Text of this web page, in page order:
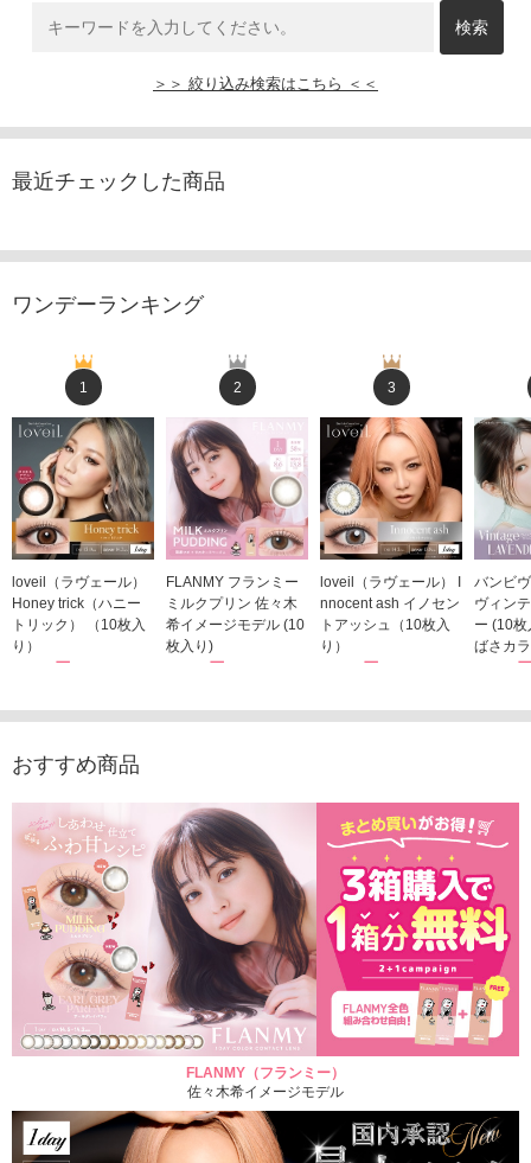
＞＞ 絞り込み検索はこちら ＜＜
最近チェックした商品
ワンデーランキング
1
loveil（ラヴェール）
Honey trick（ハニー
トリック） （10枚入
り）
1,760円
2
FLANMY フランミー
ミルクプリン 佐々木
希イメージモデル (10
枚入り)
1,815円
3
loveil（ラヴェール） I
nnocent ash イノセン
トアッシュ（10枚入
り）
1,760円
バンビ
ヴィン
ー (10
ばさカ
1,848
おすすめ商品
FLANMY（フランミー）
佐々木希イメージモデル